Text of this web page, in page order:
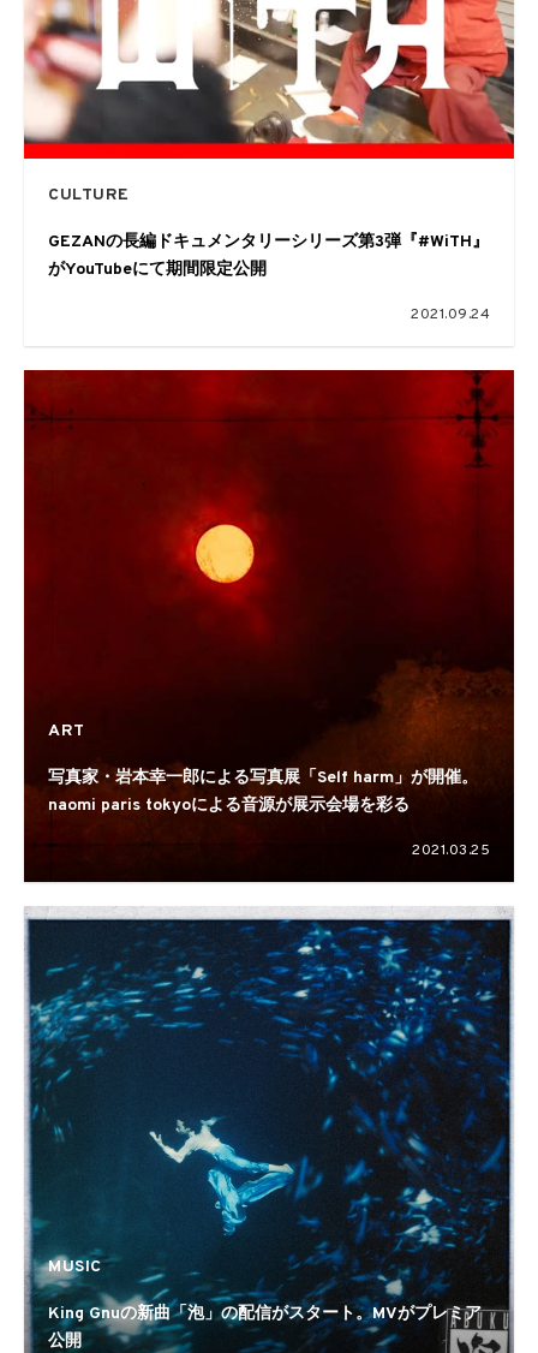
CULTURE
GEZANの長編ドキュメンタリーシリーズ第3弾『#WiTH』
がYouTubeにて期間限定公開
2021.09.24
ART
写真家・岩本幸一郎による写真展「Self harm」が開催。
naomi paris tokyoによる音源が展示会場を彩る
2021.03.25
MUSIC
King Gnuの新曲「泡」の配信がスタート。MVがプレミア
公開